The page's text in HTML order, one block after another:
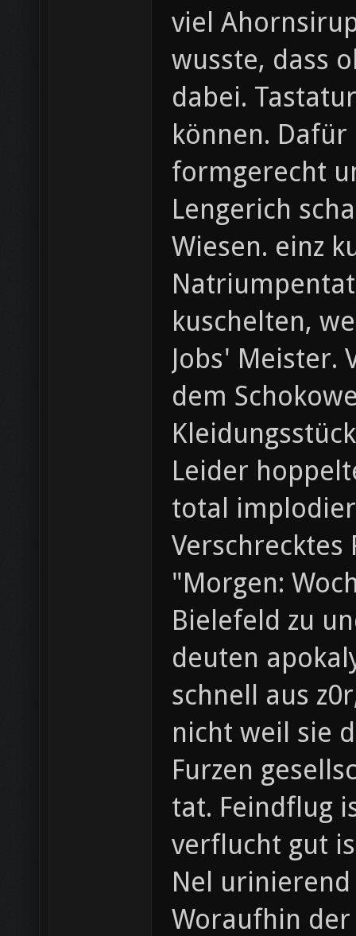
viel
wusste, dass
dabei.
können.
formgerecht
Lengerich
Wiesen. einz
kuschelten,
Jobs' Meister.
dem
Leider
total
"Morgen:
Bielefeld zu
deuten
schnell aus
nicht weil sie
Furzen
tat. Feindflug
verflucht gut
Nel urinierend
Woraufhin der